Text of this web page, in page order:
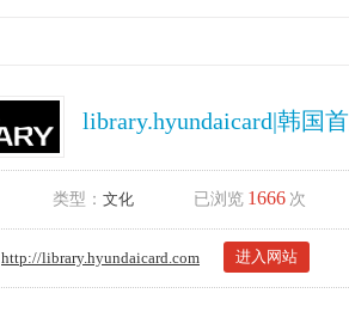
library.hyundaicard|韩国
类型： 文化 已浏览 1666 次
http://library.hyundaicard.com 进入网站